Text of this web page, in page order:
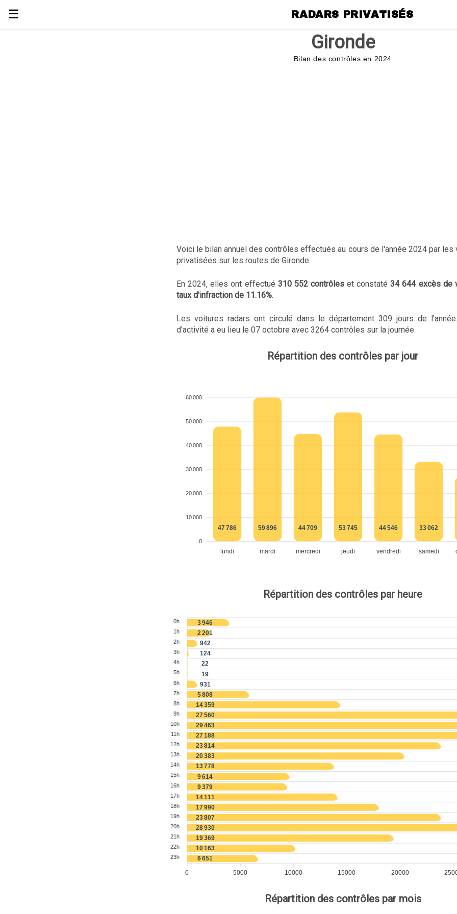
☰ RADARS PRIVATISÉS
Gironde
Bilan des contrôles en 2024
Voici le bilan annuel des contrôles effectués au cours de l'année 2024 par les
privatisées sur les routes de Gironde.
En 2024, elles ont effectué 310 552 contrôleset constaté34 644 excès de
taux d'infraction de 11.16%.
Les voitures radars ont circulé dans le département 309 jours de
d'activité a eu lieu le 07 octobre avec 3264 contrôles sur la journée.
Répartition des contrôles par jour
60 000
50 000
40 000
30 000
20 000
10 000
0
47 786 59 896 44 709 53 745 44 546 33 062
lundi mardi mercredi jeudi vendredi samedi
Répartition des contrôles par heure
3 946
2 201
942
124
22
19
931
5 808
14 359
27 560
29 463
27 188
23 814
20 383
13 778
9 614
9 379
14 111
17 990
23 807
28 930
19 369
10 163
6 651
0h
1h
2h
3h
4h
5h
6h
7h
8h
9h
10h
11h
12h
13h
14h
15h
16h
17h
18h
19h
20h
21h
22h
23h
20000
15000
10000
5000
0
Répartition des contrôles par mois